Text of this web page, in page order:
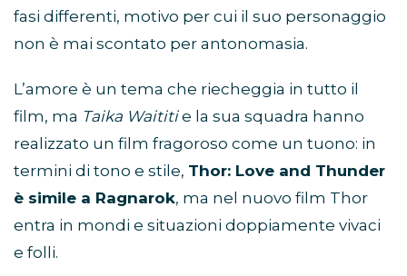
fasi differenti, motivo per cui il suo personaggio
non è mai scontato per antonomasia.
L’amore è un tema che riecheggia in tutto il
film, ma Taika Waititie la sua squadra hanno
realizzato un film fragoroso come un tuono: in
termini di tono e stile, Thor: Love and Thunder
è simile a Ragnarok, ma nel nuovo film Thor
entra in mondi e situazioni doppiamente vivaci
e folli.